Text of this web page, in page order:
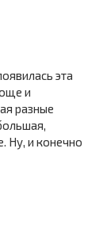
эта
и
разные
Ну, и конечно